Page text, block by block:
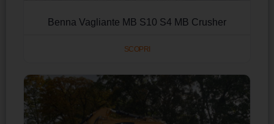
Benna Vagliante MB S10 S4 MB Crusher
SCOPRI